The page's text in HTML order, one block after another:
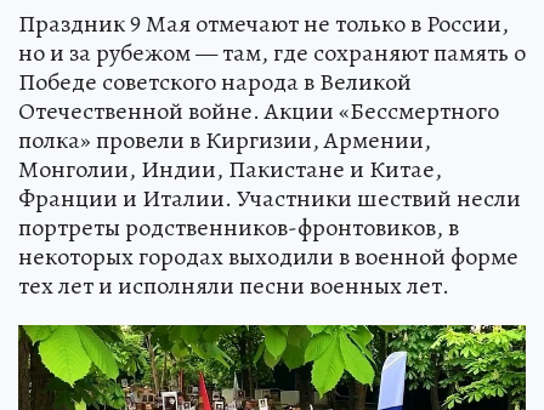
Праздник 9 Мая отмечают не только в России,
но и за рубежом — там, где сохраняют память о
Победе советского народа в Великой
Отечественной войне. Акции «Бессмертного
полка» провели в Киргизии, Армении,
Монголии, Индии, Пакистане и Китае,
Франции и Италии. Участники шествий несли
портреты родственников-фронтовиков, в
некоторых городах выходили в военной форме
тех лет и исполняли песни военных лет.